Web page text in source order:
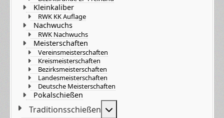
Kleinkaliber
RWK KK Auflage
Nachwuchs
RWK Nachwuchs
Meisterschaften
Vereinsmeisterschaften
Kreismeisterschaften
Bezirksmeisterschaften
Landesmeisterschaften
Deutsche Meisterschaften
Pokalschießen
Traditionsschießen